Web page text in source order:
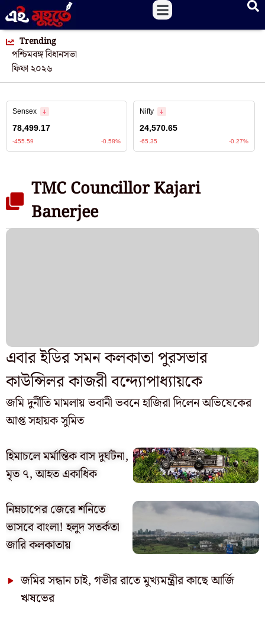
Trending
পশ্চিমবঙ্গ বিধানসভা
ফিফা ২০২৬
জমি দুর্নীতি মামলায় ভবানী ভবনে হাজিরা দিলেন অভিষেকের
আপ্ত সহায়ক সুমিত
হিমাচলে মর্মান্তিক বাস দুর্ঘটনা,
মৃত ৭, আহত একাধিক
নিম্নচাপের জেরে শনিতে
ভাসবে বাংলা! হলুদ সতর্কতা
জারি কলকাতায়
জমির সন্ধান চাই, গভীর রাতে মুখ্যমন্ত্রীর কাছে আর্জি
ঋষভের
TMC Councillor Kajari
Banerjee
এবার ইডির সমন কলকাতা পুরসভার
কাউন্সিলর কাজরী বন্দ্যোপাধ্যায়কে